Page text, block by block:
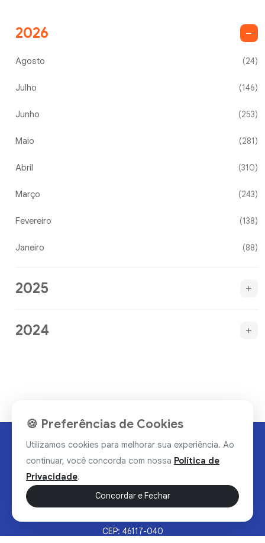
2026
Agosto (24)
Julho (146)
Junho (253)
Maio (281)
Abril (310)
Março (243)
Fevereiro (138)
Janeiro (88)
2025
2024
CEP: 46117-040
🍪 Preferências de Cookies
Utilizamos cookies para melhorar sua experiência. Ao
continuar, você concorda com nossa Política de
Privacidade.
Concordar e Fechar